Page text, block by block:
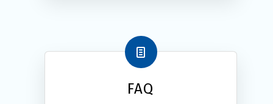
FAQ